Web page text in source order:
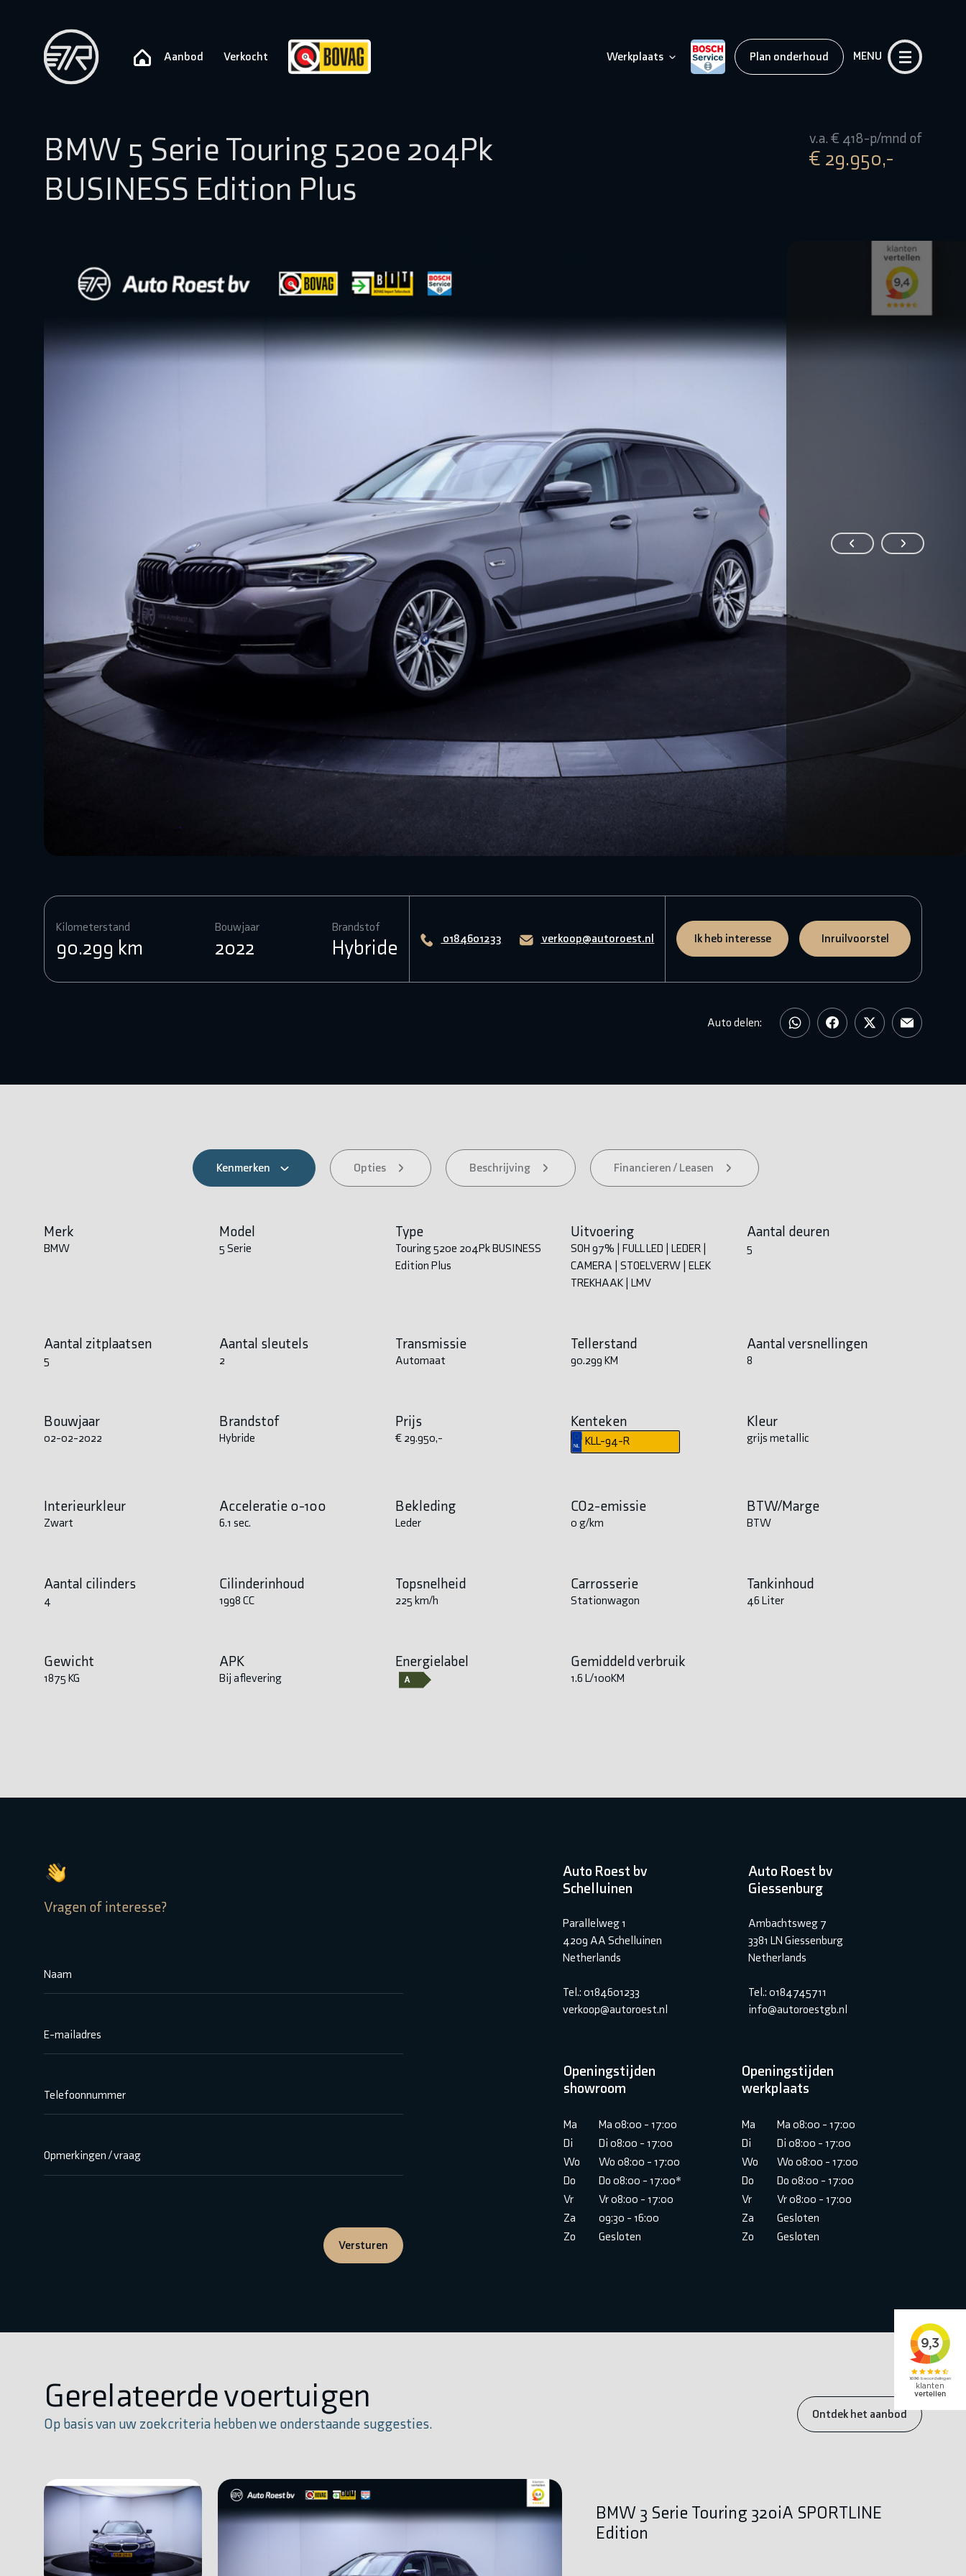
Aanbod Verkocht Werkplaats Plan onderhoud MENU
BMW 5 Serie Touring 520e 204Pk
BUSINESS Edition Plus
v.a. € 418-p/mnd of
€ 29.950,-
Kilometerstand
90.299 km
Bouwjaar
2022
Brandstof
Hybride 0184601233 verkoop@autoroest.nl Ik heb interesse Inruilvoorstel
Auto delen:
Kenmerken Opties Beschrijving Financieren / Leasen
Merk
BMW
Model
5 Serie
Type
Touring 520e 204Pk BUSINESS
Edition Plus
Uitvoering
SOH 97% | FULL LED | LEDER |
CAMERA | STOELVERW | ELEK
TREKHAAK | LMV
Aantal deuren
5
Aantal zitplaatsen
5
Aantal sleutels
2
Transmissie
Automaat
Tellerstand
90.299 KM
Aantal versnellingen
8
Bouwjaar
02-02-2022
Brandstof
Hybride
Prijs
€ 29.950,-
Kenteken
KLL-94-R
Kleur
grijs metallic
Interieurkleur
Zwart
Acceleratie 0-100
6.1 sec.
Bekleding
Leder
CO2-emissie
0 g/km
BTW/Marge
BTW
Aantal cilinders
4
Cilinderinhoud
1998 CC
Topsnelheid
225 km/h
Carrosserie
Stationwagon
Tankinhoud
46 Liter
Gewicht
1875 KG
APK
Bij aflevering
Energielabel Gemiddeld verbruik
1.6 L/100KM
Vragen of interesse?
Naam
E-mailadres
Telefoonnummer
Opmerkingen / vraag
Versturen
Auto Roest bv
Schelluinen
Parallelweg 1
4209 AA Schelluinen
Netherlands
Tel.: 0184601233
verkoop@autoroest.nl
Auto Roest bv
Giessenburg
Ambachtsweg 7
3381 LN Giessenburg
Netherlands
Tel.: 0184745711
info@autoroestgb.nl
Openingstijden
showroom
Ma
Ma 08:00 - 17:00
Di
Di 08:00 - 17:00
Wo
Wo 08:00 - 17:00
Do
Do 08:00 - 17:00*
Vr
Vr 08:00 - 17:00
Za
09:30 - 16:00
Zo
Gesloten
Openingstijden
werkplaats
Ma
Ma 08:00 - 17:00
Di
Di 08:00 - 17:00
Wo
Wo 08:00 - 17:00
Do
Do 08:00 - 17:00
Vr
Vr 08:00 - 17:00
Za
Gesloten
Zo
Gesloten
Gerelateerde voertuigen
Op basis van uw zoekcriteria hebben we onderstaande suggesties.
Ontdek het aanbod
BMW 3 Serie Touring 320iA SPORTLINE
Edition